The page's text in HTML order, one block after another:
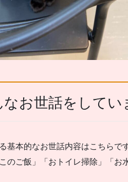
なお世話をしてい
基本的なお世話内容はこちらで
のご飯」「おトイレ掃除」「